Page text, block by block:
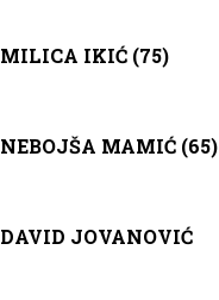
MILICA IKIĆ (75)
NEBOJŠA MAMIĆ (65)
DAVID JOVANOVIĆ